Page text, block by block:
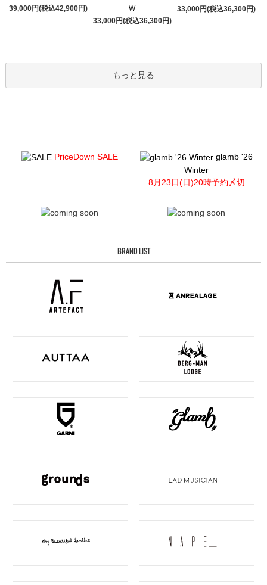
39,000円(税込42,900円)
W
33,000円(税込36,300円)
33,000円(税込36,300円)
もっと見る
PriceDown SALE
glamb '26
Winter
8月23日(日)20時予約〆切
BRAND LIST